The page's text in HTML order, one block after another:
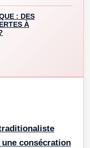
: DES
À
consécration